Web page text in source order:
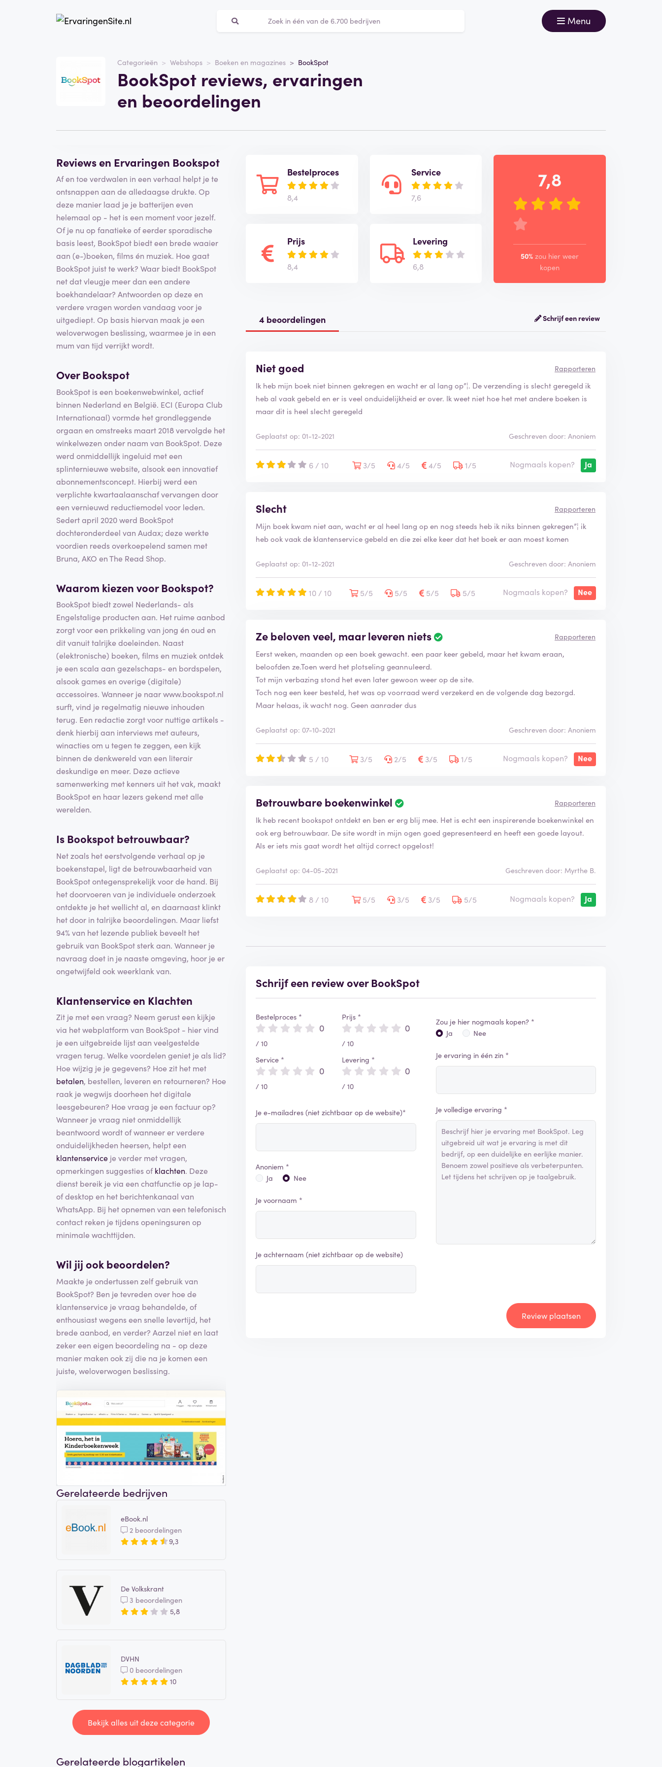
Menu
Categorieën Webshops Boeken en magazines BookSpot
BookSpot reviews, ervaringen
en beoordelingen
BookSpot
Categorie
Webshops
Reviews en Ervaringen Bookspot
Af en toe verdwalen in een verhaal helpt je te
ontsnappen aan de alledaagse drukte. Op
deze manier laad je je batterijen even
helemaal op - het is een moment voor jezelf.
Of je nu op fanatieke of eerder sporadische
basis leest, BookSpot biedt een brede waaier
aan (e-)boeken, films én muziek. Hoe gaat
BookSpot juist te werk? Waar biedt BookSpot
net dat vleugje meer dan een andere
boekhandelaar? Antwoorden op deze en
verdere vragen worden vandaag voor je
uitgediept. Op basis hiervan maak je een
weloverwogen beslissing, waarmee je in een
mum van tijd verrijkt wordt.
Over Bookspot
BookSpot is een boekenwebwinkel, actief
binnen Nederland en België. ECI (Europa Club
Internationaal) vormde het grondleggende
orgaan en omstreeks maart 2018 vervolgde het
winkelwezen onder naam van BookSpot. Deze
werd onmiddellijk ingeluid met een
splinternieuwe website, alsook een innovatief
abonnementsconcept. Hierbij werd een
verplichte kwartaalaanschaf vervangen door
een vernieuwd reductiemodel voor leden.
Sedert april 2020 werd BookSpot
dochteronderdeel van Audax; deze werkte
voordien reeds overkoepelend samen met
Bruna, AKO en The Read Shop.
Waarom kiezen voor Bookspot?
BookSpot biedt zowel Nederlands- als
Engelstalige producten aan. Het ruime aanbod
zorgt voor een prikkeling van jong én oud en
dit vanuit talrijke doeleinden. Naast
(elektronische) boeken, films en muziek ontdek
je een scala aan gezelschaps- en bordspelen,
alsook games en overige (digitale)
accessoires. Wanneer je naar www.bookspot.nl
surft, vind je regelmatig nieuwe inhouden
terug. Een redactie zorgt voor nuttige artikels -
denk hierbij aan interviews met auteurs,
winacties om u tegen te zeggen, een kijk
binnen de denkwereld van een literair
deskundige en meer. Deze actieve
samenwerking met kenners uit het vak, maakt
BookSpot en haar lezers gekend met alle
werelden.
Is Bookspot betrouwbaar?
Net zoals het eerstvolgende verhaal op je
boekenstapel, ligt de betrouwbaarheid van
BookSpot ontegensprekelijk voor de hand. Bij
het doorvoeren van je individuele onderzoek
ontdekte je het wellicht al, en daarnaast klinkt
het door in talrijke beoordelingen. Maar liefst
94% van het lezende publiek beveelt het
gebruik van BookSpot sterk aan. Wanneer je
navraag doet in je naaste omgeving, hoor je er
ongetwijfeld ook weerklank van.
Klantenservice en Klachten
Zit je met een vraag? Neem gerust een kijkje
via het webplatform van BookSpot - hier vind
je een uitgebreide lijst aan veelgestelde
vragen terug. Welke voordelen geniet je als lid?
Hoe wijzig je je gegevens? Hoe zit het met
betalen, bestellen, leveren en retourneren? Hoe
raak je wegwijs doorheen het digitale
leesgebeuren? Hoe vraag je een factuur op?
Wanneer je vraag niet onmiddellijk
beantwoord wordt of wanneer er verdere
onduidelijkheden heersen, helpt een
klantenservice je verder met vragen,
opmerkingen suggesties ofklachten. Deze
dienst bereik je via een chatfunctie op je lap-
of desktop en het berichtenkanaal van
WhatsApp. Bij het opnemen van een telefonisch
contact reken je tijdens openingsuren op
minimale wachttijden.
Wil jij ook beoordelen?
Maakte je ondertussen zelf gebruik van
BookSpot? Ben je tevreden over hoe de
klantenservice je vraag behandelde, of
enthousiast wegens een snelle levertijd, het
brede aanbod, en verder? Aarzel niet en laat
zeker een eigen beoordeling na - op deze
manier maken ook zij die na je komen een
juiste, weloverwogen beslissing.
Gerelateerde bedrijven
eBook.nl
2 beoordelingen
9,3
De Volkskrant
3 beoordelingen
5,8
DVHN
0 beoordelingen
10
Bekijk alles uit deze categorie
Gerelateerde blogartikelen
Bestelproces
8,4
Prijs
8,4
Service
7,6
Levering
6,8
7,8
50% zou hier weer
kopen
4 beoordelingen Schrijf een review
Niet goed Rapporteren
Ik heb mijn boek niet binnen gekregen en wacht er al lang op”¦. De verzending is slecht geregeld ik
heb al vaak gebeld en er is veel onduidelijkheid er over. Ik weet niet hoe het met andere boeken is
maar dit is heel slecht geregeld
Geplaatst op: 01-12-2021 Geschreven door: Anoniem
6 / 10 3/5 4/5 4/5 1/5 Nogmaals kopen? Ja
Slecht Rapporteren
Mijn boek kwam niet aan, wacht er al heel lang op en nog steeds heb ik niks binnen gekregen”¦ ik
heb ook vaak de klantenservice gebeld en die zei elke keer dat het boek er aan moest komen
Geplaatst op: 01-12-2021 Geschreven door: Anoniem
10 / 10 5/5 5/5 5/5 5/5 Nogmaals kopen? Nee
Ze beloven veel, maar leveren niets Rapporteren
Eerst weken, maanden op een boek gewacht. een paar keer gebeld, maar het kwam eraan,
beloofden ze.Toen werd het plotseling geannuleerd.
Tot mijn verbazing stond het even later gewoon weer op de site.
Toch nog een keer besteld, het was op voorraad werd verzekerd en de volgende dag bezorgd.
Maar helaas, ik wacht nog. Geen aanrader dus
Geplaatst op: 07-10-2021 Geschreven door: Anoniem
5 / 10 3/5 2/5 3/5 1/5 Nogmaals kopen? Nee
Betrouwbare boekenwinkel Rapporteren
Ik heb recent bookspot ontdekt en ben er erg blij mee. Het is echt een inspirerende boekenwinkel en
ook erg betrouwbaar. De site wordt in mijn ogen goed gepresenteerd en heeft een goede layout.
Als er iets mis gaat wordt het altijd correct opgelost!
Geplaatst op: 04-05-2021 Geschreven door: Myrthe B.
8 / 10 5/5 3/5 3/5 5/5 Nogmaals kopen? Ja
Schrijf een review over BookSpot
Bestelproces *
0
/ 10
Service *
0
/ 10
Prijs *
0
/ 10
Levering *
0
/ 10
Je e-mailadres (niet zichtbaar op de website)*
Anoniem *
Ja
Nee
Je voornaam *
Je achternaam (niet zichtbaar op de website)
Zou je hier nogmaals kopen? *
Ja
Nee
Je ervaring in één zin *
Je volledige ervaring *
Review plaatsen